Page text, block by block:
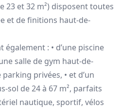
23 et 32 m²) disposent toutes
et de finitions haut-de-
: • d’une piscine
salle de gym haut-de-
privées, • et d’un
sol de 24 à 67 m², parfaits
nautique, sportif, vélos